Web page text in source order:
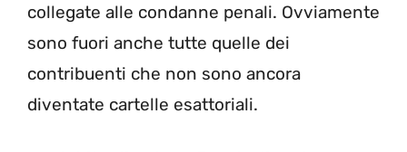
collegate alle condanne penali. Ovviamente
sono fuori anche tutte quelle dei
contribuenti che non sono ancora
diventate cartelle esattoriali.